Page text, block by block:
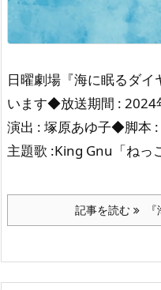
日曜劇場『海に眠るダ
います◆放送期間 :
演出 : 塚原あゆ子◆脚本
主題歌 :King Gnu「ねっ
記事を読む 『